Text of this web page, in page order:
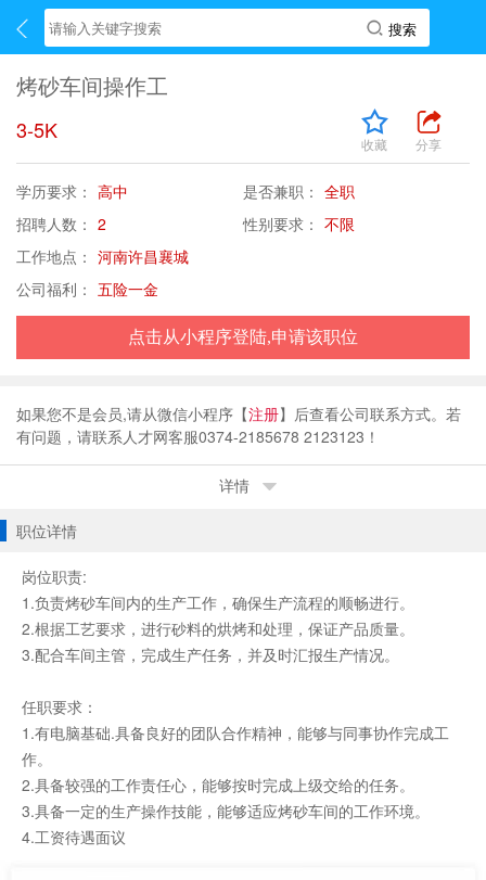
烤砂车间操作工
3-5K
收藏 分享
学历要求： 高中 是否兼职： 全职
招聘人数： 2 性别要求： 不限
工作地点： 河南许昌襄城
公司福利： 五险一金
点击从小程序登陆,申请该职位
如果您不是会员,请从微信小程序【注册】后查看公司联系方式。若
有问题，请联系人才网客服0374-2185678 2123123！
详情
职位详情
岗位职责:
1.负责烤砂车间内的生产工作，确保生产流程的顺畅进行。
2.根据工艺要求，进行砂料的烘烤和处理，保证产品质量。
3.配合车间主管，完成生产任务，并及时汇报生产情况。
任职要求：
1.有电脑基础.具备良好的团队合作精神，能够与同事协作完成工
作。
2.具备较强的工作责任心，能够按时完成上级交给的任务。
3.具备一定的生产操作技能，能够适应烤砂车间的工作环境。
4.工资待遇面议